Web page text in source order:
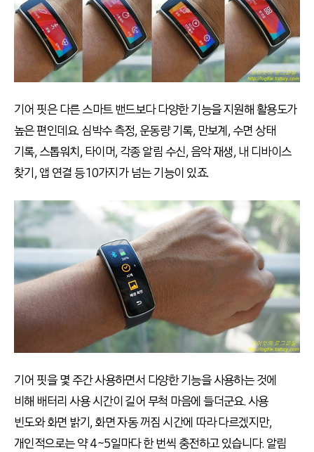
기어 핏은 다른 스마트 밴드보다 다양한 기능을 지원해 활용도가
높은 편인데요. 심박수 측정, 운동량 기록, 만보계, 수면 상태
기록, 스톱워치, 타이머, 각종 알림 수신, 음악 재생, 내 디바이스
찾기, 앱 연결 등 10가지가 넘는 기능이 있죠.
기어 핏을 몇 주간 사용하면서 다양한 기능을 사용하는 것에
비해 배터리 사용 시간이 길어 무척 마음에 들더군요. 사용
빈도와 화면 밝기, 화면 자동 꺼짐 시간에 따라 다르겠지만,
개인적으로는 약 4~5일마다 한 번씩 충전하고 있습니다. 알림